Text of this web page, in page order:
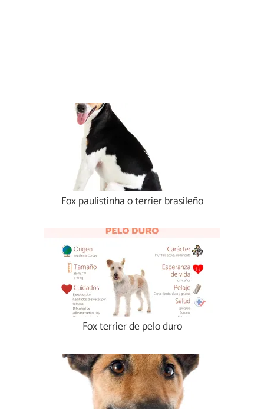
Fox paulistinha o terrier brasileño
Fox terrier de pelo duro